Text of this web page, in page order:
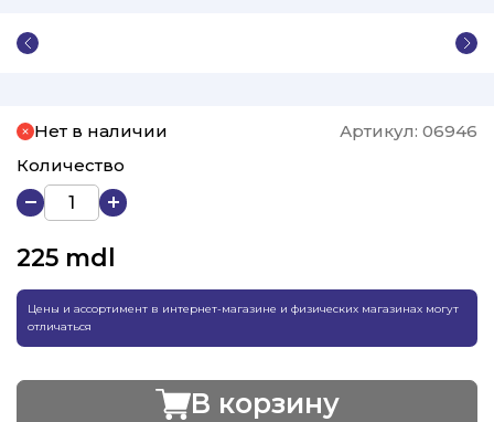
Нет в наличии Артикул: 06946
Количество
225 mdl
Цены и ассортимент в интернет-магазине и физических магазинах могут
отличаться
В корзину